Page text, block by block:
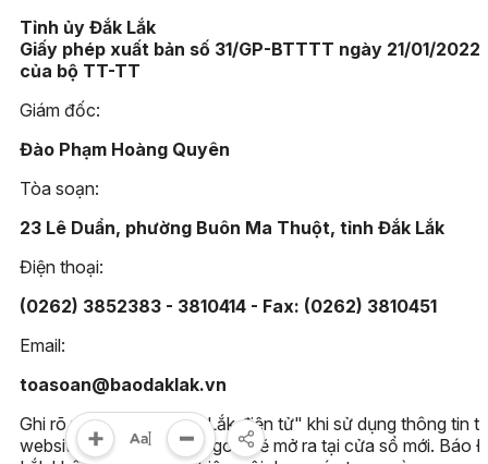
Tỉnh ủy Đắk Lắk
Giấy phép xuất bản số 31/GP-BTTTT ngày 21/01/2022
của bộ TT-TT
Giám đốc:
Đào Phạm Hoàng Quyên
Tòa soạn:
23 Lê Duẩn, phường Buôn Ma Thuột, tỉnh Đắk Lắk
Điện thoại:
(0262) 3852383 - 3810414 - Fax: (0262) 3810451
Email:
toasoan@baodaklak.vn
Ghi rõ nguồn "Báo Đắk Lắk điện tử" khi sử dụng thông tin
website này. Các trang ngoài sẽ mở ra tại cửa sổ mới. Báo